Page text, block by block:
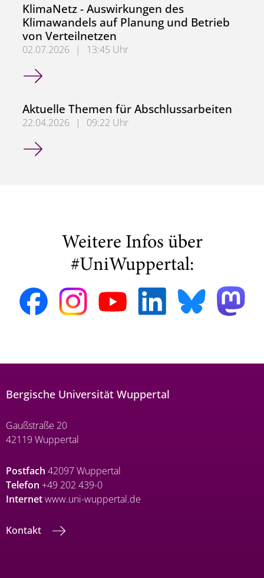
KlimaNetz - Auswirkungen des
Klimawandels auf Planung und Betrieb
von Verteilnetzen
02.07.2026 |
13:45 Uhr
KlimaNetz - Auswirkungen des Klimawandels auf
Aktuelle Themen für Abschlussarbeiten
22.04.2026 |
09:22 Uhr
Aktuelle Themen für Abschlussarbeiten
Weitere Infos über
#UniWuppertal:
Bergische Universität Wuppertal
Gaußstraße 20
42119 Wuppertal
Postfach 42097 Wuppertal
Telefon +49 202 439-0
Internetwww.uni-wuppertal.de
Kontakt